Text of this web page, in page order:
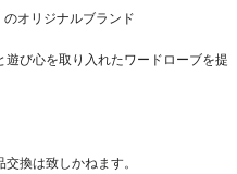
オリジナルブランド
び心を取り入れたワードローブを提
換は致しかねます。